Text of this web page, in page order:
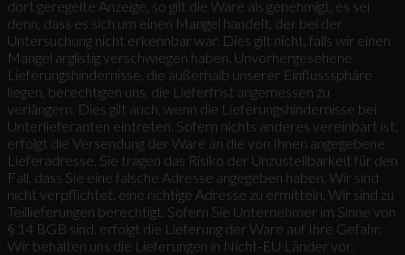
dort geregelte Anzeige, so gilt die Ware als genehmigt, es sei
denn, dass es sich um einen Mangel handelt, der bei der
Untersuchung nicht erkennbar war. Dies gilt nicht, falls wir einen
Mangel arglistig verschwiegen haben. Unvorhergesehene
Lieferungshindernisse, die außerhalb unserer Einflusssphäre
liegen, berechtigen uns, die Lieferfrist angemessen zu
verlängern. Dies gilt auch, wenn die Lieferungshindernisse bei
Unterlieferanten eintreten. Sofern nichts anderes vereinbart ist,
erfolgt die Versendung der Ware an die von Ihnen angegebene
Lieferadresse. Sie tragen das Risiko der Unzustellbarkeit für den
Fall, dass Sie eine falsche Adresse angegeben haben. Wir sind
nicht verpflichtet, eine richtige Adresse zu ermitteln. Wir sind zu
Teillieferungen berechtigt. Sofern Sie Unternehmer im Sinne von
§ 14 BGB sind, erfolgt die Lieferung der Ware auf Ihre Gefahr.
Wir behalten uns die Lieferungen in Nicht-EU Länder vor.